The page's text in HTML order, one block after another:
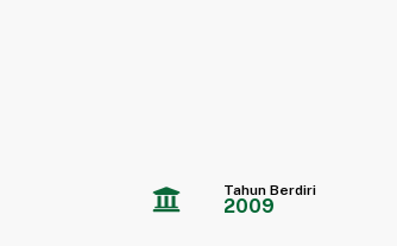
Tahun Berdiri
2009